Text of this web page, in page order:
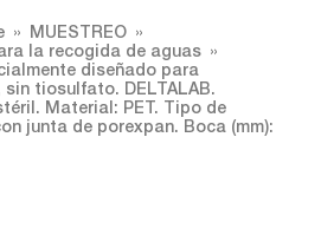
MUESTREO
la recogida de aguas
diseñado para
tiosulfato. DELTALAB.
Material: PET. Tipo de
junta de porexpan. Boca (mm):